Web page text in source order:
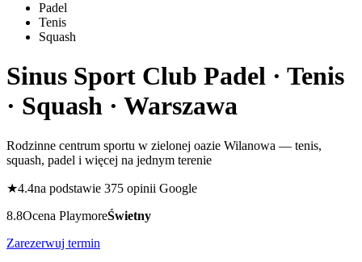
Padel
Tenis
Squash
Sinus Sport Club Padel · Tenis
· Squash · Warszawa
Rodzinne centrum sportu w zielonej oazie Wilanowa — tenis,
squash, padel i więcej na jednym terenie
★4.4na podstawie 375 opinii Google
8.8Ocena PlaymoreŚwietny
Zarezerwuj termin